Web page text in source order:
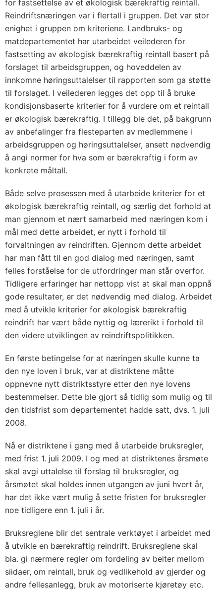
for fastsettelse av et økologisk bærekraftig reintall.
Reindriftsnæringen var i flertall i gruppen. Det var stor
enighet i gruppen om kriteriene. Landbruks- og
matdepartementet har utarbeidet veilederen for
fastsetting av økologisk bærekraftig reintall basert på
forslaget til arbeidsgruppen, og hoveddelen av
innkomne høringsuttalelser til rapporten som ga støtte
til forslaget. I veilederen legges det opp til å bruke
kondisjonsbaserte kriterier for å vurdere om et reintall
er økologisk bærekraftig. I tillegg ble det, på bakgrunn
av anbefalinger fra flesteparten av medlemmene i
arbeidsgruppen og høringsuttalelser, ansett nødvendig
å angi normer for hva som er bærekraftig i form av
konkrete måltall.
Både selve prosessen med å utarbeide kriterier for et
økologisk bærekraftig reintall, og særlig det forhold at
man gjennom et nært samarbeid med næringen kom i
mål med dette arbeidet, er nytt i forhold til
forvaltningen av reindriften. Gjennom dette arbeidet
har man fått til en god dialog med næringen, samt
felles forståelse for de utfordringer man står overfor.
Tidligere erfaringer har nettopp vist at skal man oppnå
gode resultater, er det nødvendig med dialog. Arbeidet
med å utvikle kriterier for økologisk bærekraftig
reindrift har vært både nyttig og lærerikt i forhold til
den videre utviklingen av reindriftspolitikken.
En første betingelse for at næringen skulle kunne ta
den nye loven i bruk, var at distriktene måtte
oppnevne nytt distriktsstyre etter den nye lovens
bestemmelser. Dette ble gjort så tidlig som mulig og til
den tidsfrist som departementet hadde satt, dvs. 1. juli
2008.
Nå er distriktene i gang med å utarbeide bruksregler,
med frist 1. juli 2009. I og med at distriktenes årsmøte
skal avgi uttalelse til forslag til bruksregler, og
årsmøtet skal holdes innen utgangen av juni hvert år,
har det ikke vært mulig å sette fristen for bruksregler
noe tidligere enn 1. juli i år.
Bruksreglene blir det sentrale verktøyet i arbeidet med
å utvikle en bærekraftig reindrift. Bruksreglene skal
bla. gi nærmere regler om fordeling av beiter mellom
siidaer, om reintall, bruk og vedlikehold av gjerder og
andre fellesanlegg, bruk av motoriserte kjøretøy etc.